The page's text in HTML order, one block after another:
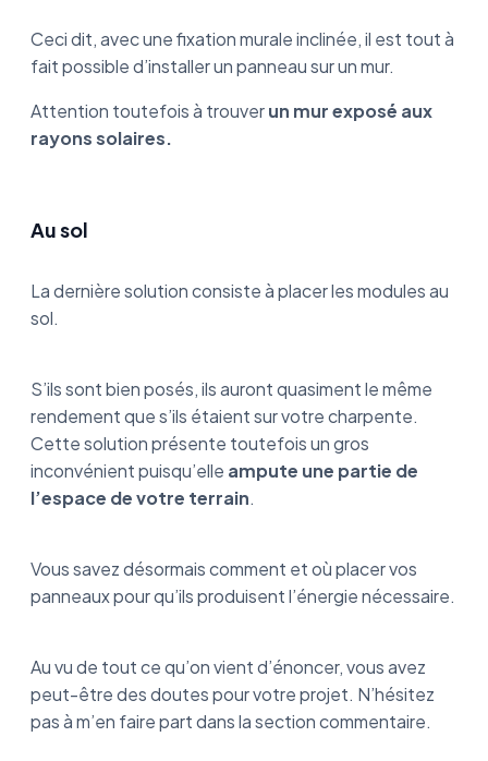
Ceci dit, avec une fixation murale inclinée, il est tout à
fait possible d’installer un panneau sur un mur.
Attention toutefois à trouverun mur exposé aux
rayons solaires.
Au sol
La dernière solution consiste à placer les modules au
sol.
S’ils sont bien posés, ils auront quasiment le même
rendement que s’ils étaient sur votre charpente.
Cette solution présente toutefois un gros
inconvénient puisqu’elle ampute une partie de
l’espace de votre terrain.
Vous savez désormais comment et où placer vos
panneaux pour qu’ils produisent l’énergie nécessaire.
Au vu de tout ce qu’on vient d’énoncer, vous avez
peut-être des doutes pour votre projet. N’hésitez
pas à m’en faire part dans la section commentaire.